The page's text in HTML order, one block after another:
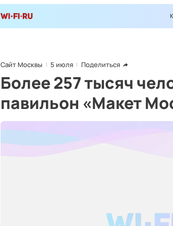
Сайт Москвы 5 июля Поделиться
Более 257 тысяч
павильон «Макет